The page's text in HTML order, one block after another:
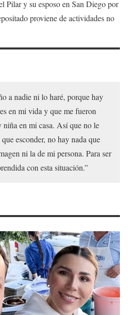
Pilar y su esposo en San Diego por
proviene de actividades no
a nadie ni lo haré, porque hay
en mi vida y que me fueron
niña en mi casa. Así que no le
esconder, no hay nada que
ni la de mi persona. Para ser
con esta situación.”